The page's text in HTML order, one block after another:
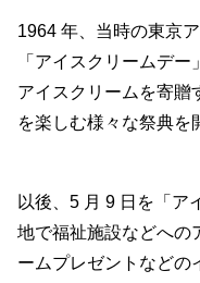
1964 年、当時の東京
「アイスクリームデ
アイスクリームを寄贈
を楽しむ様々な祭典を
以後、5 月 9 日を「ア
地で福祉施設などへの
ームプレゼントなどの